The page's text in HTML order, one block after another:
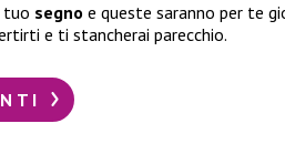
tuo segno e queste saranno per te
e ti stancherai parecchio.